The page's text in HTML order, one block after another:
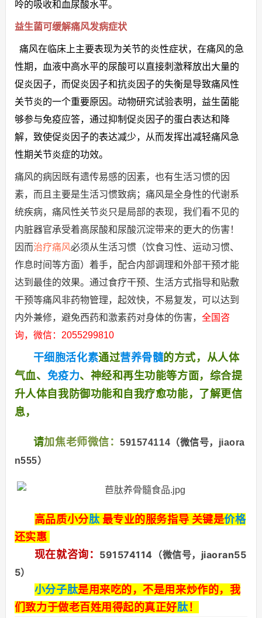
呤的吸收和血尿酸水平。
益生菌可缓解痛风发病症状
痛风在临床上主要表现为关节的炎性症状，在痛风的急
性期，血液中高水平的尿酸可以直接刺激释放出大量的
促炎因子，而促炎因子和抗炎因子的失衡是导致痛风性
关节炎的一个重要原因。动物研究试验表明，益生菌能
够参与免疫应答，通过抑制促炎因子的蛋白表达和降
解，致使促炎因子的表达减少，从而发挥出减轻痛风急
性期关节炎症的功效。
痛风的病因既有遗传易感的因素，也有生活习惯的因
素，而且主要是生活习惯致病；痛风是全身性的代谢系
统疾病，痛风性关节炎只是局部的表现，我们看不见的
内脏器官承受着高尿酸和尿酸沉淀带来的更大的伤害！
因而治疗痛风必须从生活习惯（饮食习性、运动习惯、
作息时间等方面）着手，配合内部调理和外部干预才能
达到最佳的效果。通过食疗干预、生活方式指导和贴敷
干预等痛风非药物管理，起效快，不易复发，可以达到
内外兼修，避免西药和激素药对身体的伤害， 全国咨
询，微信：2055299810
干细胞活化素通过营养骨髓的方式，从人体
气血、 免疫力、神经和再生功能等方面，综合提
升人体自我防御功能和自我疗愈功能，了解更信
息，
请加焦老师微信：591574114（微信号，jiaora
n555）
高品质小分肽 最专业的服务指导 关键是价格
还实惠
现在就咨询： 591574114（微信号，jiaoran55
5）
小分子肽是用来吃的，不是用来炒作的，我
们致力于做老百姓用得起的真正好肽！